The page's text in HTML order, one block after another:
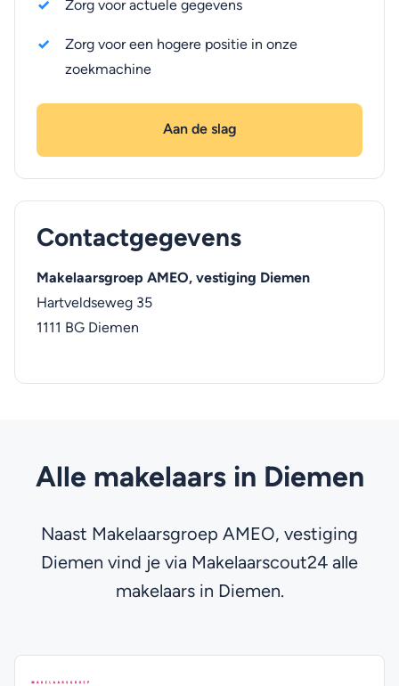
Zorg voor actuele gegevens
Zorg voor een hogere positie in onze
zoekmachine
Aan de slag
Contactgegevens
Makelaarsgroep AMEO, vestiging Diemen
Hartveldseweg 35
1111 BG Diemen
Alle makelaars in Diemen
Naast Makelaarsgroep AMEO, vestiging
Diemen vind je via Makelaarscout24 alle
makelaars in Diemen.